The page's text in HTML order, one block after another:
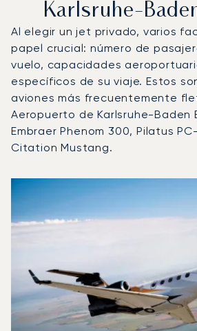
Karlsruhe-
Al elegir un jet privado, varios
papel crucial: número de
vuelo, capacidades
específicos de su viaje. Estos
aviones más frecuentemente
Aeropuerto de Karlsruhe-Baden
Embraer Phenom 300, Pilatus
Citation Mustang.
Foto de la aeronaveModelo de
Velocidad (km/h)
Velocidad
Autonomía (NM)